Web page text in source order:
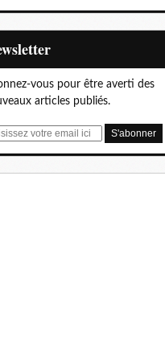
vous pour être averti des
articles publiés.